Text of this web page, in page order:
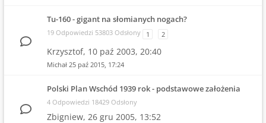
Tu-160 - gigant na słomianych nogach?
19 Odpowiedzi 53803 Odsłony 1 2
Krzysztof, 10 paź 2003, 20:40
Michał 25 paź 2015, 17:24
Polski Plan Wschód 1939 rok - podstawowe założenia
4 Odpowiedzi 18429 Odsłony
Zbigniew, 26 gru 2005, 13:52